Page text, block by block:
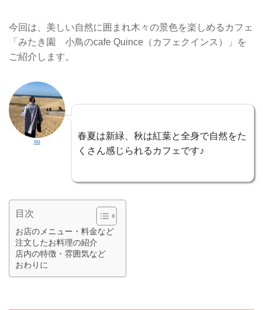
今回は、美しい自然に囲まれ木々の景色を楽しめるカフェ
「みたき園 小鳥のcafe Quince（カフェクインス）」を
ご紹介します。
rio
春夏は新緑、秋は紅葉と全身で自然をた
くさん感じられるカフェです♪
目次
お店のメニュー・料金など
注文したお料理の紹介
店内の特徴・雰囲気など
おわりに